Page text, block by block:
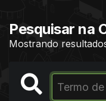
Pesquisar na
Mostrando